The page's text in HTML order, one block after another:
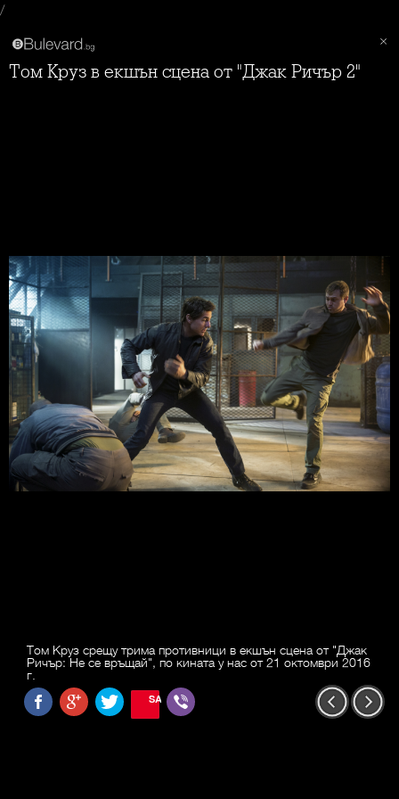
/
Том Круз в екшън сцена от "Джак Ричър 2"
Том Круз срещу трима противници в екшън сцена от "Джак
Ричър: Не се връщай", по кината у нас от 21 октомври 2016
г.
SAVE